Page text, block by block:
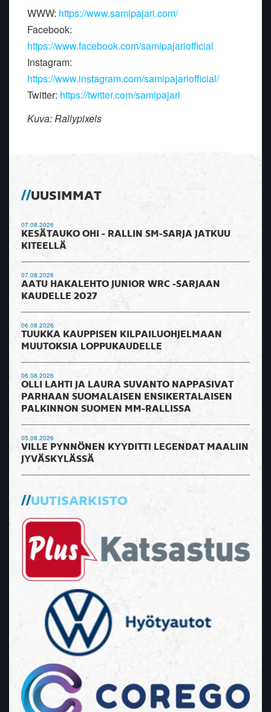
WWW: https://www.samipajari.com/
Facebook:
https://www.facebook.com/samipajariofficial
Instagram:
https://www.instagram.com/samipajariofficial/
Twitter: https://twitter.com/samipajari
Kuva: Rallypixels
UUSIMMAT
07.08.2026
KESÄTAUKO OHI - RALLIN SM-SARJA JATKUU
KITEELLÄ
07.08.2026
AATU HAKALEHTO JUNIOR WRC -SARJAAN
KAUDELLE 2027
06.08.2026
TUUKKA KAUPPISEN KILPAILUOHJELMAAN
MUUTOKSIA LOPPUKAUDELLE
06.08.2026
OLLI LAHTI JA LAURA SUVANTO NAPPASIVAT
PARHAAN SUOMALAISEN ENSIKERTALAISEN
PALKINNON SUOMEN MM-RALLISSA
05.08.2026
VILLE PYNNÖNEN KYYDITTI LEGENDAT MAALIIN
JYVÄSKYLÄSSÄ
UUTISARKISTO